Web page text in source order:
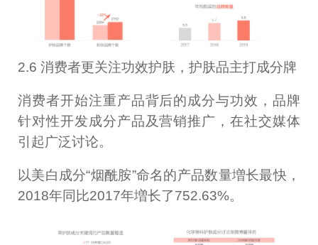
2.6 消费者更关注功效护肤，护肤品主打成分牌
消费者开始注重产品背后的成分与功效，品牌
针对性开发成分产品及营销推广，在社交媒体
引起广泛讨论。
以美白成分“烟酰胺”命名的产品数量増长最快，
2018年同比2017年増长了752.63%。